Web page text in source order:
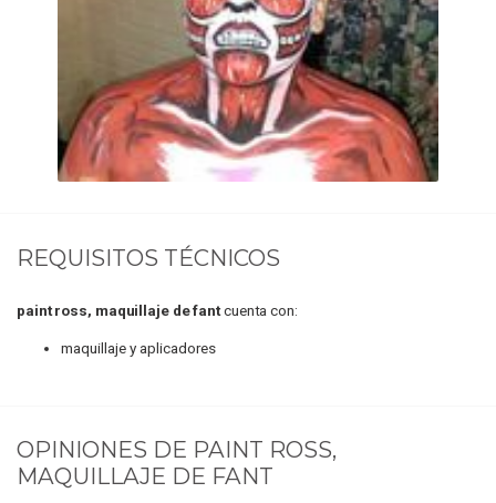
REQUISITOS TÉCNICOS
paint ross, maquillaje de fantcuenta con:
maquillaje y aplicadores
OPINIONES DE PAINT ROSS,
MAQUILLAJE DE FANT